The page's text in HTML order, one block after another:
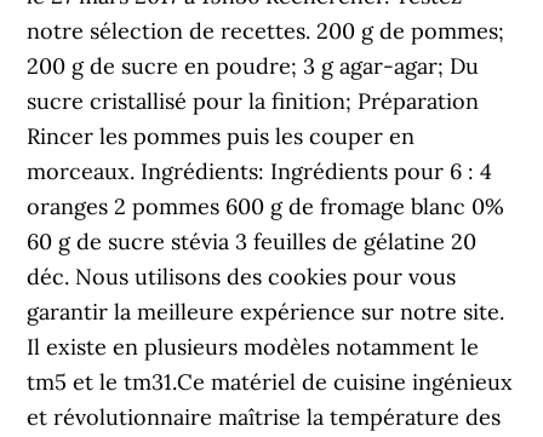
notre sélection de recettes. 200 g de pommes;
200 g de sucre en poudre; 3 g agar-agar; Du
sucre cristallisé pour la finition; Préparation
Rincer les pommes puis les couper en
morceaux. Ingrédients: Ingrédients pour 6 : 4
oranges 2 pommes 600 g de fromage blanc 0%
60 g de sucre stévia 3 feuilles de gélatine 20
déc. Nous utilisons des cookies pour vous
garantir la meilleure expérience sur notre site.
Il existe en plusieurs modèles notamment le
tm5 et le tm31.Ce matériel de cuisine ingénieux
et révolutionnaire maîtrise la température des